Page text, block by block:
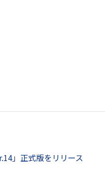
」正式版をリリース